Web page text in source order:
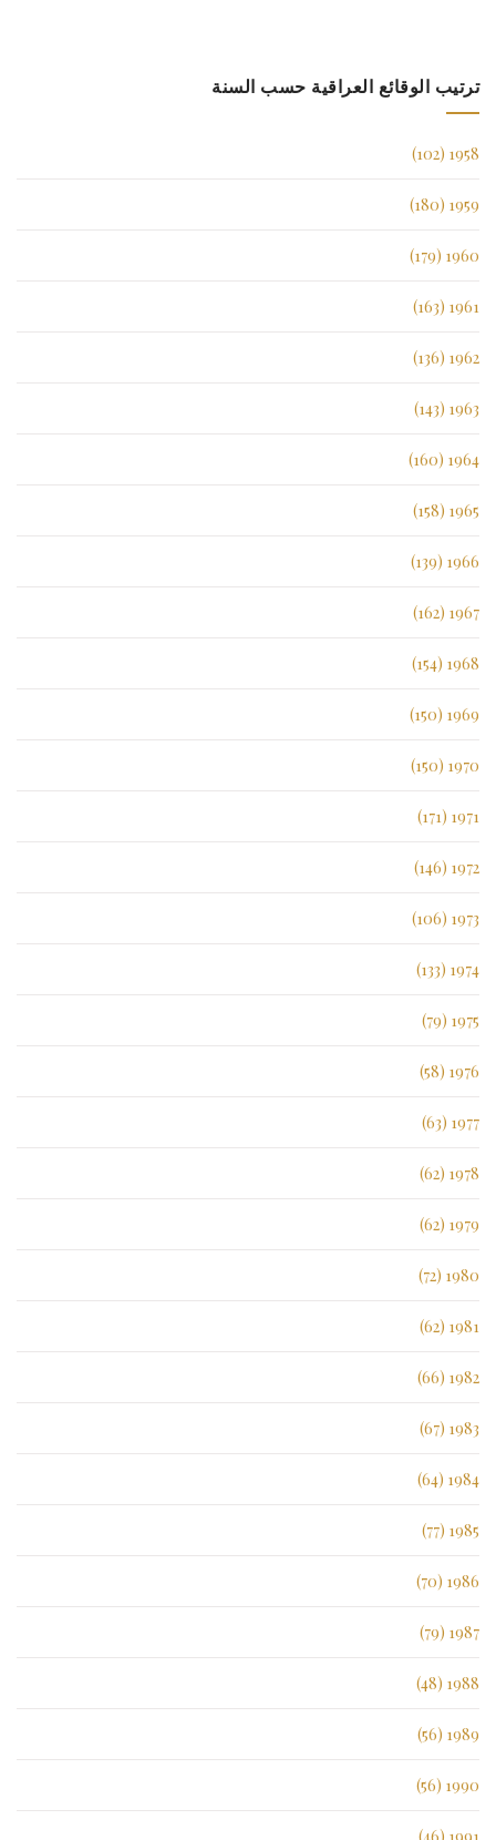
ترتيب الوقائع العراقية حسب السنة
1958 (102)
1959 (180)
1960 (179)
1961 (163)
1962 (136)
1963 (143)
1964 (160)
1965 (158)
1966 (139)
1967 (162)
1968 (154)
1969 (150)
1970 (150)
1971 (171)
1972 (146)
1973 (106)
1974 (133)
1975 (79)
1976 (58)
1977 (63)
1978 (62)
1979 (62)
1980 (72)
1981 (62)
1982 (66)
1983 (67)
1984 (64)
1985 (77)
1986 (70)
1987 (79)
1988 (48)
1989 (56)
1990 (56)
1991 (46)